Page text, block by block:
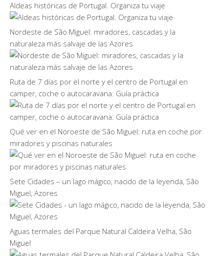
Aldeas históricas de Portugal. Organiza tu viaje
Nordeste de São Miguel: miradores, cascadas y la
naturaleza más salvaje de las Azores
Ruta de 7 días por el norte y el centro de Portugal en
camper, coche o autocaravana: Guía práctica
Qué ver en el Noroeste de São Miguel: ruta en coche por
miradores y piscinas naturales
Sete Cidades – un lago mágico, nacido de la leyenda, São
Miguel, Azores
Aguas termales del Parque Natural Caldeira Velha, São
Miguel